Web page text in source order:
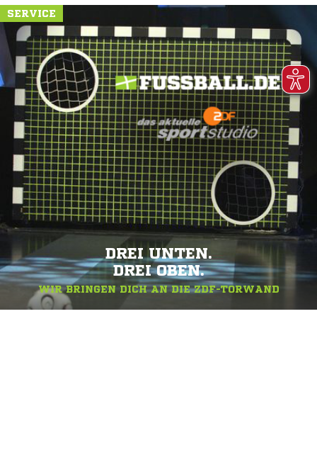
SERVICE
DREI UNTEN.
DREI OBEN.
WIR BRINGEN DICH AN DIE ZDF-TORWAND